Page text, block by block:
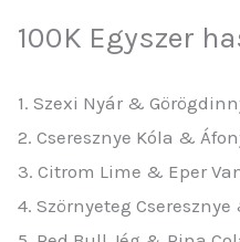
100K Egyszer
1. Szexi Nyár &
2. Cseresznye Kóla &
3. Citrom Lime & Eper
4. Szörnyeteg